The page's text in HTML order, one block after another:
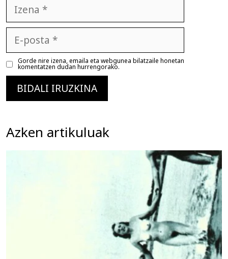
posta
Gorde nire izena, emaila eta webgunea bilatzaile honetan
komentatzen dudan hurrengorako.
Azken artikuluak